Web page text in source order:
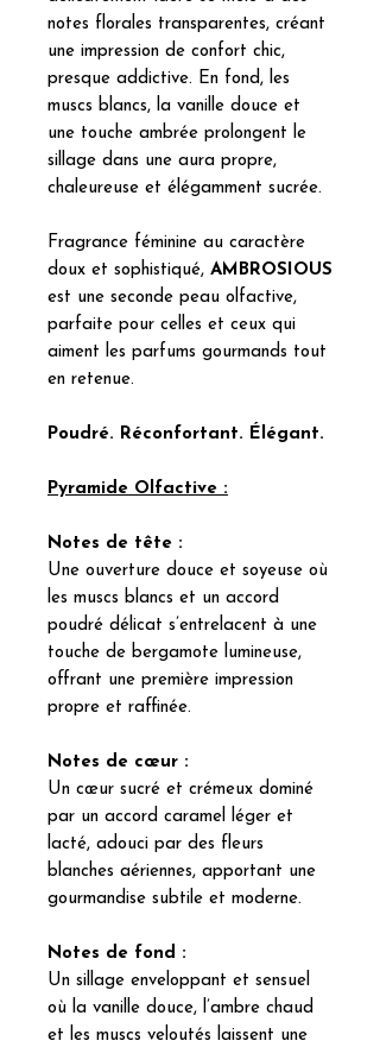
notes florales transparentes, créant
une impression de confort chic,
presque addictive. En fond, les
muscs blancs, la vanille douce et
une touche ambrée prolongent le
sillage dans une aura propre,
chaleureuse et élégamment sucrée.
Fragrance féminine au caractère
doux et sophistiqué, AMBROSIOUS
est une seconde peau olfactive,
parfaite pour celles et ceux qui
aiment les parfums gourmands tout
en retenue.
Poudré. Réconfortant. Élégant.
Pyramide Olfactive :
Notes de tête :
Une ouverture douce et soyeuse où
les muscs blancs et un accord
poudré délicat s’entrelacent à une
touche de bergamote lumineuse,
offrant une première impression
propre et raffinée.
Notes de cœur :
Un cœur sucré et crémeux dominé
par un accord caramel léger et
lacté, adouci par des fleurs
blanches aériennes, apportant une
gourmandise subtile et moderne.
Notes de fond :
Un sillage enveloppant et sensuel
où la vanille douce, l’ambre chaud
et les muscs veloutés laissent une